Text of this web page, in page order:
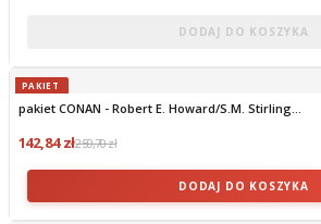
DODAJ DO KOSZYKA
PAKIET
pakiet CONAN - Robert E. Howard/S.M. Stirling...
142,84 zł259,70 zł
DODAJ DO KOSZYKA